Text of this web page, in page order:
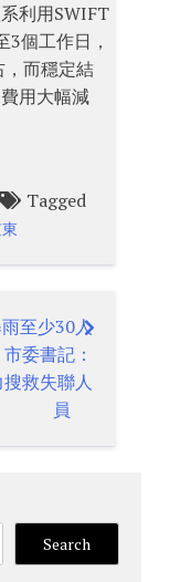
利用SWIFT
個工作日，
，而穩定結
用大幅減
Tagged
至少30人
委書記：
救失聯人
員
Search